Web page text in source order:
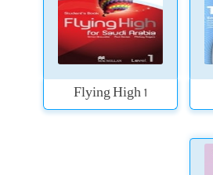
Flying High 1